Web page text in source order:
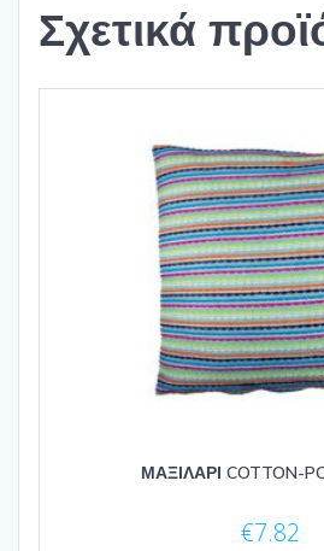
Σχετικά
ΜΑΞΙΛΑΡΙ COTTON-
€7.82